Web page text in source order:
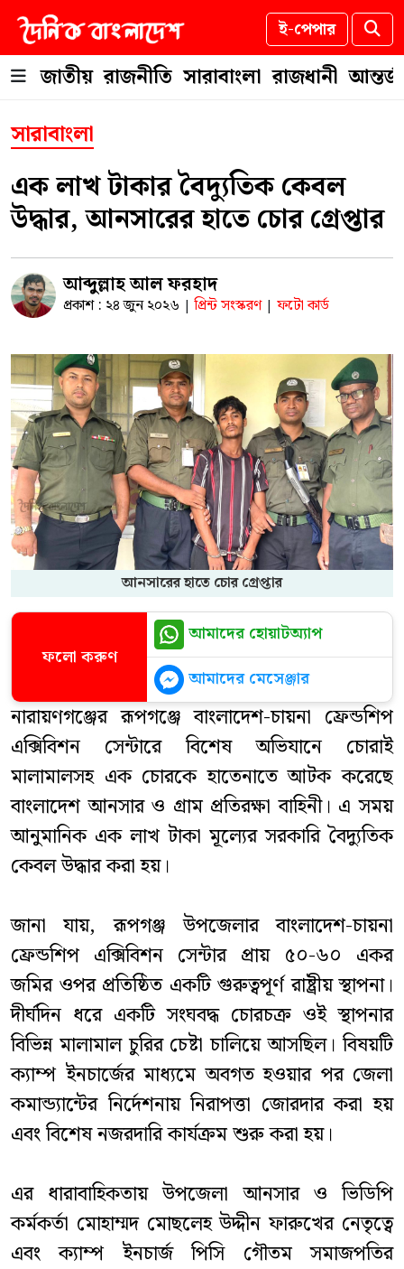
ই-পেপার
জাতীয় রাজনীতি সারাবাংলা রাজধানী
সারাবাংলা
এক লাখ টাকার বৈদ্যুতিক কেবল
উদ্ধার, আনসারের হাতে চোর গ্রেপ্তার
আব্দুল্লাহ আল ফরহাদ
প্রকাশ : ২৪ জুন ২০২৬ | প্রিন্ট সংস্করণ | ফটো কার্ড
আনসারের হাতে চোর গ্রেপ্তার
ফলো করুণ
আমাদের হোয়াটঅ্যাপ
আমাদের মেসেঞ্জার
নারায়ণগঞ্জের রূপগঞ্জে বাংলাদেশ-চায়না ফ্রেন্ডশিপ
এক্সিবিশন সেন্টারে বিশেষ অভিযানে চোরাই
মালামালসহ এক চোরকে হাতেনাতে আটক করেছে
বাংলাদেশ আনসার ও গ্রাম প্রতিরক্ষা বাহিনী। এ সময়
আনুমানিক এক লাখ টাকা মূল্যের সরকারি বৈদ্যুতিক
কেবল উদ্ধার করা হয়।
জানা যায়, রূপগঞ্জ উপজেলার বাংলাদেশ-চায়না
ফ্রেন্ডশিপ এক্সিবিশন সেন্টার প্রায় ৫০-৬০ একর
জমির ওপর প্রতিষ্ঠিত একটি গুরুত্বপূর্ণ রাষ্ট্রীয় স্থাপনা।
দীর্ঘদিন ধরে একটি সংঘবদ্ধ চোরচক্র ওই স্থাপনার
বিভিন্ন মালামাল চুরির চেষ্টা চালিয়ে আসছিল। বিষয়টি
ক্যাম্প ইনচার্জের মাধ্যমে অবগত হওয়ার পর জেলা
কমান্ড্যান্টের নির্দেশনায় নিরাপত্তা জোরদার করা হয়
এবং বিশেষ নজরদারি কার্যক্রম শুরু করা হয়।
এর ধারাবাহিকতায় উপজেলা আনসার ও ভিডিপি
কর্মকর্তা মোহাম্মদ মোছলেহ উদ্দীন ফারুখের নেতৃত্বে
এবং ক্যাম্প ইনচার্জ পিসি গৌতম সমাজপতির